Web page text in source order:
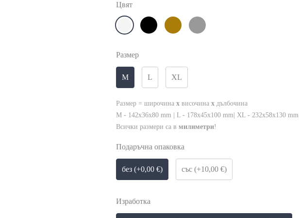
Цвят
Размер
M L XL
Размер = широчина x височина x дълбочина
M - 142x36x80 mm | L - 178x45x100 mm| XL - 232x58x130 mm
Всички размери са в милиметри!
Подаръчна опаковка
без (+0,00 €) със (+10,00 €)
Изработка